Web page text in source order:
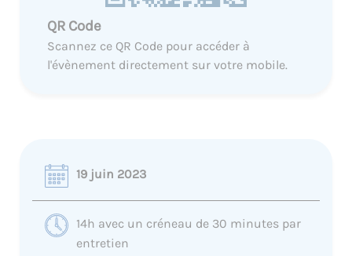
QR Code
Scannez ce QR Code pour accéder à
l'évènement directement sur votre mobile.
19 juin 2023
14h avec un créneau de 30 minutes par
entretien